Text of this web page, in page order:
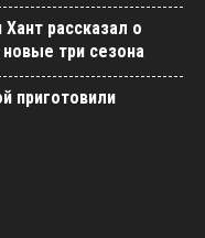
рассказал о
три сезона
приготовили